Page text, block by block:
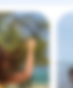
модели